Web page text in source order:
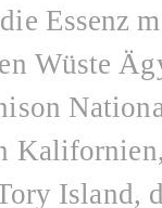
Essenz
Wüste
Island,